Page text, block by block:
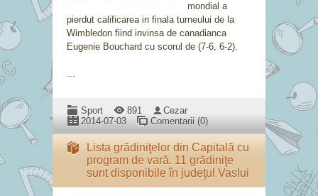
mondial a
pierdut calificarea in finala turneului de la
Wimbledon fiind invinsa de canadianca
Eugenie Bouchard cu scorul de (7-6, 6-2).
...
Sport 891
Cezar
2014-07-03
Comentarii (0)
Lista grădiniţelor din Capitală cu
program de vară. 11 grădiniţe
sunt disponibile în judeţul Vaslui